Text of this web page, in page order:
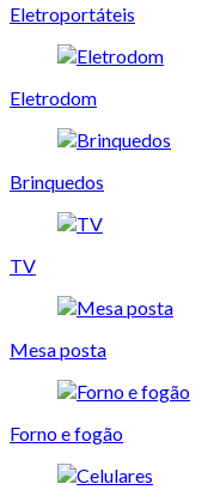
Eletroportáteis
Eletrodom
Brinquedos
TV
Mesa posta
Forno e fogão